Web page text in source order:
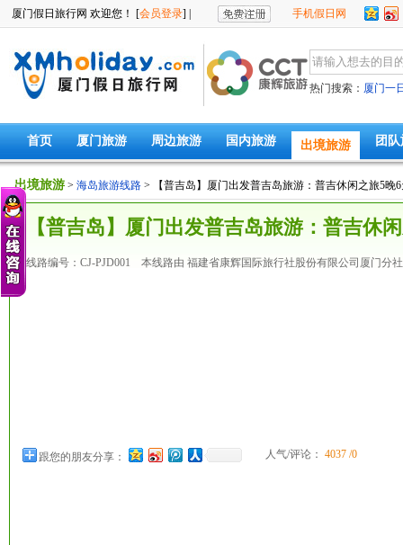
厦门假日旅行网 欢迎您！ [会员登录] | 手机假日网
热门搜索： 厦门一
首页 厦门旅游 周边旅游 国内旅游 出境旅游 团
出境旅游 > 海岛旅游线路 > 【普吉岛】厦门出发普吉岛旅游：普吉休闲之旅5晚
【普吉岛】厦门出发普吉岛旅游：普吉休
线路编号：CJ-PJD001 本线路由 福建省康辉国际旅行社股份有限公司厦门分